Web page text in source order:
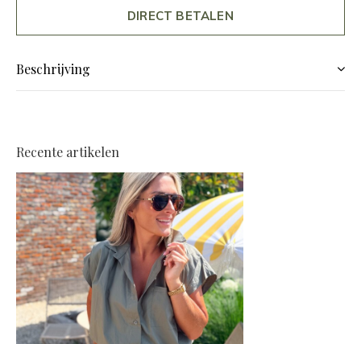
DIRECT BETALEN
Beschrijving
Recente artikelen